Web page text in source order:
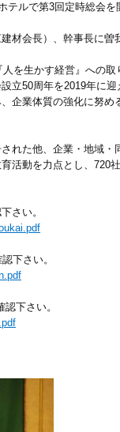
テルで第3回定時総会を
材会長）、幹事長に曽
を生かす経営』への取
立50周年を2019年に
企業体質の強化に努め
れた他、企業・地域・
活動を力点とし、720
さい。
下さい。
下さい。